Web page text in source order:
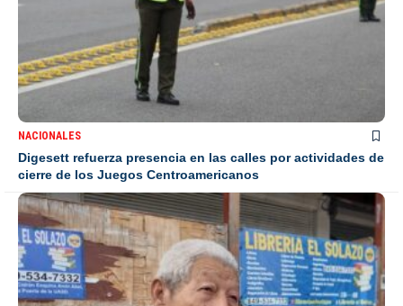
NACIONALES
Digesett refuerza presencia en las calles por actividades de
cierre de los Juegos Centroamericanos